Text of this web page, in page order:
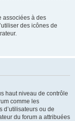
associées à des
des icônes de
haut niveau de contrôle
comme les
d’utilisateurs ou de
du forum a attribuées